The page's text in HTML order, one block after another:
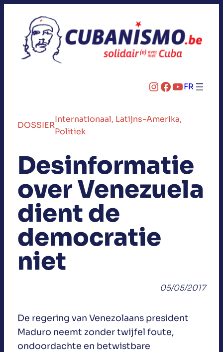
InstagramFacebook YouTube FR
DOSSIER
Internationaal, Latijns-Amerika
Politiek
Desinformatie
over Venezuela
dient de
democratie
niet
05/05/2017
De regering van Venezolaans president
Maduro neemt zonder twijfel foute,
ondoordachte en betwistbare